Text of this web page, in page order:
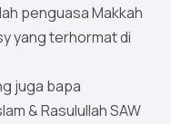
penguasa Makkah
yang terhormat di
juga bapa
& Rasulullah SAW